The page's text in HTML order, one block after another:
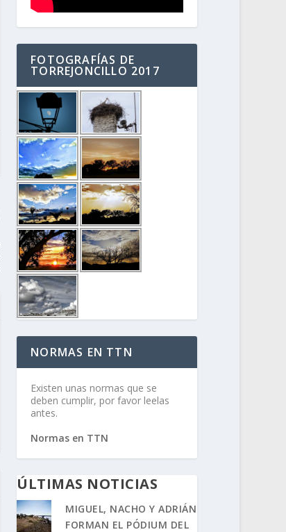
FOTOGRAFÍAS DE
TORREJONCILLO 2017
NORMAS EN TTN
Existen unas normas que se
deben cumplir, por favor leelas
antes.
Normas en TTN
ÚLTIMAS NOTICIAS
MIGUEL, NACHO Y ADRIÁN
FORMAN EL PÓDIUM DEL